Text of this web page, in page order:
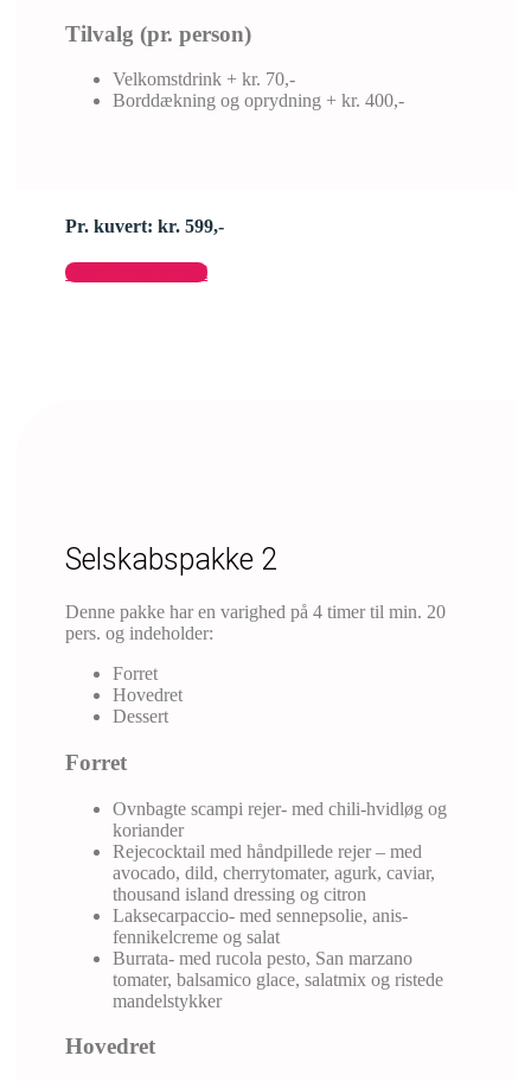
Tilvalg (pr. person)
Velkomstdrink + kr. 70,-
Borddækning og oprydning + kr. 400,-
Pr. kuvert: kr. 599,-
Send forespørgsel
Selskabspakke 2
Denne pakke har en varighed på 4 timer til min. 20
pers. og indeholder:
Forret
Hovedret
Dessert
Forret
Ovnbagte scampi rejer- med chili-hvidløg og
koriander
Rejecocktail med håndpillede rejer – med
avocado, dild, cherrytomater, agurk, caviar,
thousand island dressing og citron
Laksecarpaccio- med sennepsolie, anis-
fennikelcreme og salat
Burrata- med rucola pesto, San marzano
tomater, balsamico glace, salatmix og ristede
mandelstykker
Hovedret